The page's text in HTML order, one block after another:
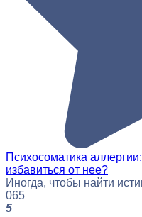
Психосоматика
избавиться от нее?
Иногда, чтобы найти
065
5